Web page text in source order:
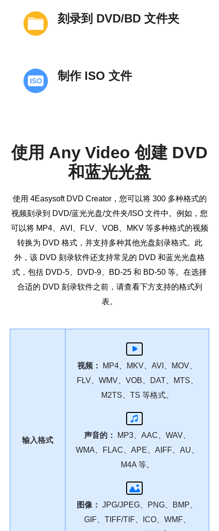
刻录到 DVD/BD 文件夹
制作 ISO 文件
使用 Any Video 创建 DVD
和蓝光光盘
使用 4Easysoft DVD Creator，您可以将 300 多种格式的
视频刻录到 DVD/蓝光光盘/文件夹/ISO 文件中。例如，您
可以将 MP4、AVI、FLV、VOB、MKV 等多种格式的视频
转换为 DVD 格式，并支持多种其他光盘刻录格式。此
外，该 DVD 刻录软件还支持常见的 DVD 和蓝光光盘格
式，包括 DVD-5、DVD-9、BD-25 和 BD-50 等。在选择
合适的 DVD 刻录软件之前，请查看下方支持的格式列
表。
输入格式
视频：
MP4、MKV、AVI、MOV、
FLV、WMV、VOB、DAT、MTS、
M2TS、TS 等格式。
声音的：
MP3、AAC、WAV、
WMA、FLAC、APE、AIFF、AU、
M4A 等。
图像： JPG/JPEG、PNG、BMP、
GIF、TIFF/TIF、ICO、WMF、